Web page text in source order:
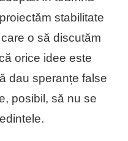
stabilitate
o să discutăm
orice idee este
dau speranțe false
posibil, să nu se